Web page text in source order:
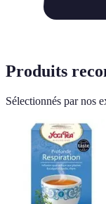
Produits
Sélectionnés par nos